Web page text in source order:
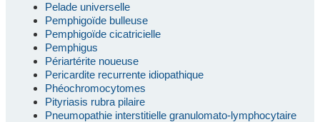
Pelade universelle
Pemphigoïde bulleuse
Pemphigoïde cicatricielle
Pemphigus
Périartérite noueuse
Pericardite recurrente idiopathique
Phéochromocytomes
Pityriasis rubra pilaire
Pneumopathie interstitielle granulomato-lymphocytaire